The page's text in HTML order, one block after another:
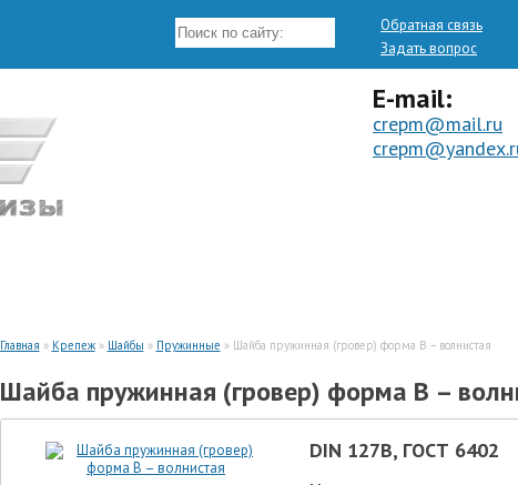
Обратная связь
Задать вопрос
E-mail:
crepm@mail.ru
Главная » Крепеж» Шайбы » Пружинные » Шайба пружинная (гровер) форма В – волнистая
Шайба пружинная (гровер) форма В –
DIN 127B, ГОСТ 6402